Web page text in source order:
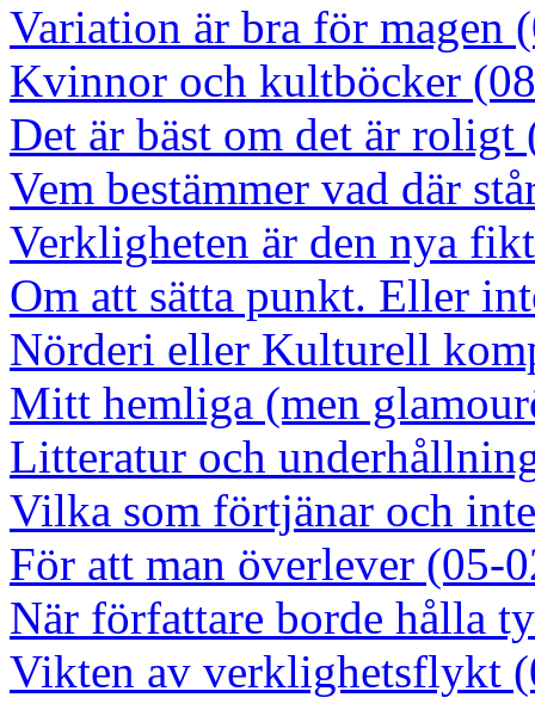
Variation är bra för magen
Kvinnor och kultböcker
Det är bäst om det är roligt
Vem bestämmer vad där
Verkligheten är den nya
Om att sätta punkt. Eller
Nörderi eller Kulturell
Mitt hemliga (men
Litteratur och
Vilka som förtjänar och
För att man överlever (05-
När författare borde hålla
Vikten av verklighetsflykt